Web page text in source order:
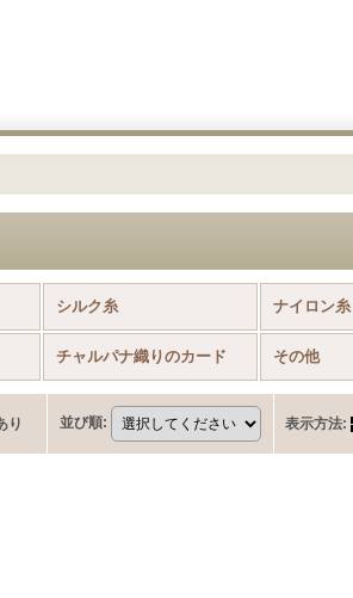
シルク糸 ナイロン糸
チャルパナ織りのカード その他
り 並び順: 表示方法: